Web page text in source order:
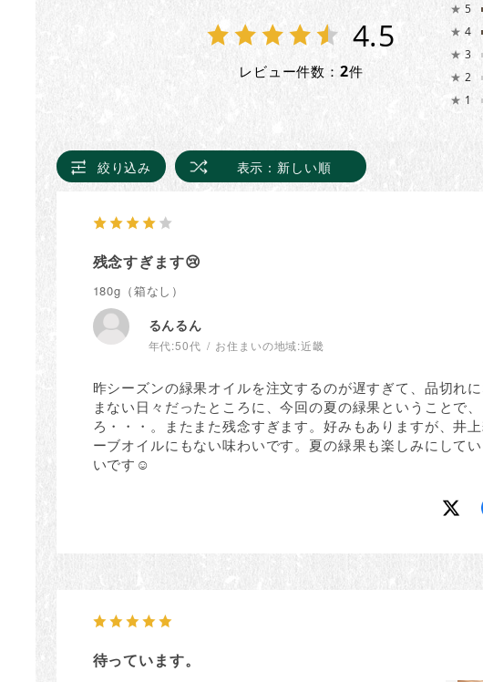
4.5
レビュー件数： 2件
★ 5
★ 4
★ 3
★ 2
★ 1
絞り込み 表示：新しい順
残念すぎます😢
180g（箱なし）
るんるん
年代:50代 お住まいの地域:近畿
昨シーズンの緑果オイルを注文するのが遅すぎて、品切れ
まない日々だったところに、今回の夏の緑果ということで
ろ・・・。またまた残念すぎます。好みもありますが、井
ーブオイルにもない味わいです。夏の緑果も楽しみにして
いです☺️
待っています。